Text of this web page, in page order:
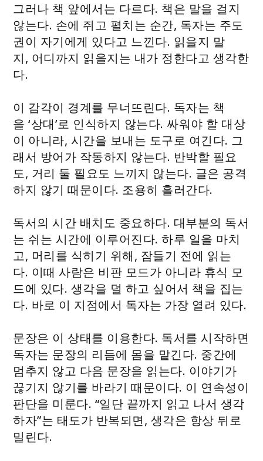
그러나 책 앞에서는 다르다. 책은 말을 걸지
않는다. 손에 쥐고 펼치는 순간, 독자는 주도
권이 자기에게 있다고 느낀다. 읽을지 말
지, 어디까지 읽을지는 내가 정한다고 생각한
다.
이 감각이 경계를 무너뜨린다. 독자는 책
을 ‘상대’로 인식하지 않는다. 싸워야 할 대상
이 아니라, 시간을 보내는 도구로 여긴다. 그
래서 방어가 작동하지 않는다. 반박할 필요
도, 거리 둘 필요도 느끼지 않는다. 글은 공격
하지 않기 때문이다. 조용히 흘러간다.
독서의 시간 배치도 중요하다. 대부분의 독서
는 쉬는 시간에 이루어진다. 하루 일을 마치
고, 머리를 식히기 위해, 잠들기 전에 읽는
다. 이때 사람은 비판 모드가 아니라 휴식 모
드에 있다. 생각을 덜 하고 싶어서 책을 집는
다. 바로 이 지점에서 독자는 가장 열려 있다.
문장은 이 상태를 이용한다. 독서를 시작하면
독자는 문장의 리듬에 몸을 맡긴다. 중간에
멈추지 않고 다음 문장을 읽는다. 이야기가
끊기지 않기를 바라기 때문이다. 이 연속성이
판단을 미룬다. “일단 끝까지 읽고 나서 생각
하자”는 태도가 반복되면, 생각은 항상 뒤로
밀린다.